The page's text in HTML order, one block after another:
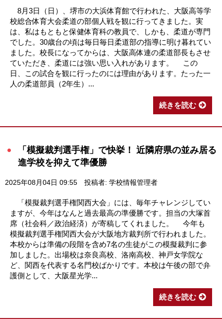
8月3日（日）、堺市の大浜体育館で行われた、大阪高等学
校総合体育大会柔道の部個人戦を観に行ってきました。実
は、私はもともと保健体育科の教員で、しかも、柔道が専門
でした。30歳台の頃は毎日毎日柔道部の指導に明け暮れてい
ました。校長になってからは、大阪高体連の柔道部長もさせ
ていただき、柔道には強い思い入れがあります。 この
日、この試合を観に行ったのには理由があります。たった一
人の柔道部員（2年生）...
続きを読む
「模擬裁判選手権」で快挙！ 近隣府県の並み居る
進学校を抑えて準優勝
2025年08月04日 09:55 投稿者: 学校情報管理者
「模擬裁判選手権関西大会」には、毎年チャレンジしてい
ますが、今年はなんと過去最高の準優勝です。担当の大塚首
席（社会科／政治経済）が寄稿してくれました。 今年も
模擬裁判選手権関西大会が大阪地方裁判所で行われました。
本校からは準備の段階を含め7名の生徒がこの模擬裁判に参
加しました。出場校は奈良高校、洛南高校、神戸女学院な
ど、関西を代表する名門校ばかりです。本校は午後の部で弁
護側として、大阪星光学...
続きを読む